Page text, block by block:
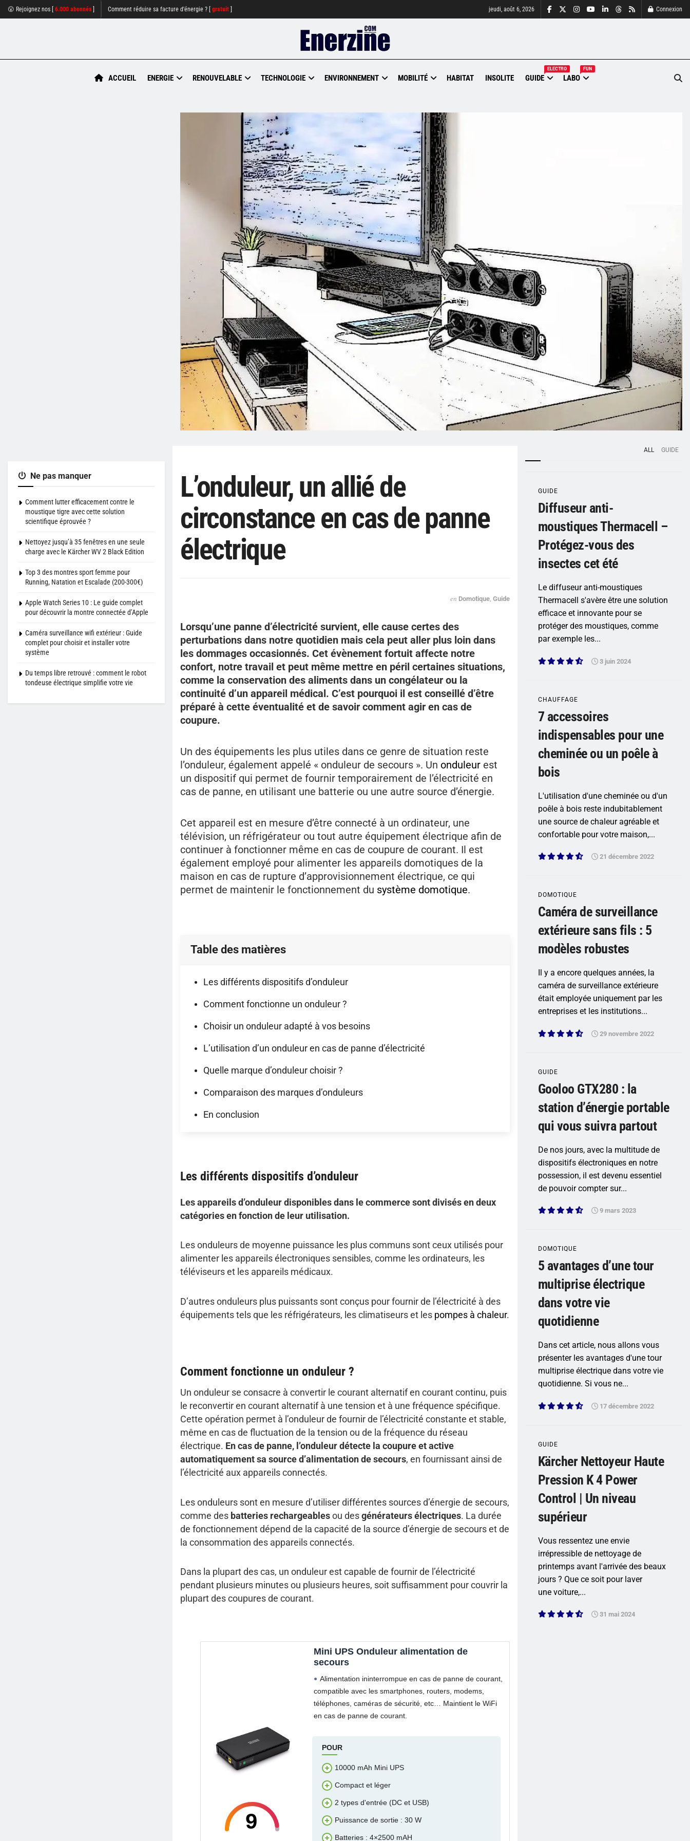
😮 Rejoignez nos [ 6.000 abonnés Comment réduire sa facture d'énergie ? [ gratuit jeudi, août 6, 2026 Connexion
ACCUEIL ENERGIE RENOUVELABLE TECHNOLOGIE ENVIRONNEMENT MOBILITÉ HABITAT INSOLITE GUIDE
ELECTRO
LABO
FUN
Ne pas manquer
Comment lutter efficacement contre le
moustique tigre avec cette solution
scientifique éprouvée ?
Nettoyez jusqu’à 35 fenêtres en une seule
charge avec le Kärcher WV 2 Black Edition
Top 3 des montres sport femme pour
Running, Natation et Escalade (200-300€)
Apple Watch Series 10 : Le guide complet
pour découvrir la montre connectée d’Apple
Caméra surveillance wifi extérieur : Guide
complet pour choisir et installer votre
système
Du temps libre retrouvé : comment le robot
tondeuse électrique simplifie votre vie
L’onduleur, un allié de
circonstance en cas de panne
électrique
en Domotique Guide
Lorsqu’une panne d’électricité survient, elle cause certes des
perturbations dans notre quotidien mais cela peut aller plus loin dans
les dommages occasionnés. Cet évènement fortuit affecte notre
confort, notre travail et peut même mettre en péril certaines situations,
comme la conservation des aliments dans un congélateur ou la
continuité d’un appareil médical. C’est pourquoi il est conseillé d’être
préparé à cette éventualité et de savoir comment agir en cas de
coupure.
Un des équipements les plus utiles dans ce genre de situation reste
l’onduleur, également appelé « onduleur de secours ». Un onduleur est
un dispositif qui permet de fournir temporairement de l’électricité en
cas de panne, en utilisant une batterie ou une autre source d’énergie.
Cet appareil est en mesure d’être connecté à un ordinateur, une
télévision, un réfrigérateur ou tout autre équipement électrique afin de
continuer à fonctionner même en cas de coupure de courant. Il est
également employé pour alimenter les appareils domotiques de la
maison en cas de rupture d’approvisionnement électrique, ce qui
permet de maintenir le fonctionnement du système domotique.
Table des matières
Les différents dispositifs d’onduleur
Comment fonctionne un onduleur ?
Choisir un onduleur adapté à vos besoins
L’utilisation d’un onduleur en cas de panne d’électricité
Quelle marque d’onduleur choisir ?
Comparaison des marques d’onduleurs
En conclusion
Les différents dispositifs d’onduleur
Les appareils d’onduleur disponibles dans le commerce sont divisés en deux
catégories en fonction de leur utilisation.
Les onduleurs de moyenne puissance les plus communs sont ceux utilisés pour
alimenter les appareils électroniques sensibles, comme les ordinateurs, les
téléviseurs et les appareils médicaux.
D’autres onduleurs plus puissants sont conçus pour fournir de l’électricité à des
équipements tels que les réfrigérateurs, les climatiseurs et les pompes à chaleur.
Comment fonctionne un onduleur ?
Un onduleur se consacre à convertir le courant alternatif en courant continu, puis
le reconvertir en courant alternatif à une tension et à une fréquence spécifique.
Cette opération permet à l’onduleur de fournir de l’électricité constante et stable,
même en cas de fluctuation de la tension ou de la fréquence du réseau
électrique. En cas de panne, l’onduleur détecte la coupure et active
automatiquement sa source d’alimentation de secours, en fournissant ainsi de
l’électricité aux appareils connectés.
Les onduleurs sont en mesure d’utiliser différentes sources d’énergie de secours,
comme des batteries rechargeablesou desgénérateurs électriques. La durée
de fonctionnement dépend de la capacité de la source d’énergie de secours et de
la consommation des appareils connectés.
Dans la plupart des cas, un onduleur est capable de fournir de l’électricité
pendant plusieurs minutes ou plusieurs heures, soit suffisamment pour couvrir la
plupart des coupures de courant.
9
Mini UPS Onduleur alimentation de
secours
Alimentation ininterrompue en cas de panne de courant,
compatible avec les smartphones, routers, modems,
téléphones, caméras de sécurité, etc… Maintient le WiFi
en cas de panne de courant.
POUR
10000 mAh Mini UPS
Compact et léger
2 types d'entrée (DC et USB)
Puissance de sortie : 30 W
Batteries : 4×2500 mAH
ALL GUIDE
GUIDE
Diffuseur anti-
moustiques Thermacell –
Protégez-vous des
insectes cet été
Le diffuseur anti-moustiques
Thermacell s'avère être une solution
efficace et innovante pour se
protéger des moustiques, comme
par exemple les...
3 juin 2024
CHAUFFAGE
7 accessoires
indispensables pour une
cheminée ou un poêle à
bois
L'utilisation d'une cheminée ou d'un
poêle à bois reste indubitablement
une source de chaleur agréable et
confortable pour votre maison,...
21 décembre 2022
DOMOTIQUE
Caméra de surveillance
extérieure sans fils : 5
modèles robustes
Il y a encore quelques années, la
caméra de surveillance extérieure
était employée uniquement par les
entreprises et les institutions...
29 novembre 2022
GUIDE
Gooloo GTX280 : la
station d’énergie portable
qui vous suivra partout
De nos jours, avec la multitude de
dispositifs électroniques en notre
possession, il est devenu essentiel
de pouvoir compter sur...
9 mars 2023
DOMOTIQUE
5 avantages d’une tour
multiprise électrique
dans votre vie
quotidienne
Dans cet article, nous allons vous
présenter les avantages d'une tour
multiprise électrique dans votre vie
quotidienne. Si vous ne...
17 décembre 2022
GUIDE
Kärcher Nettoyeur Haute
Pression K 4 Power
Control | Un niveau
supérieur
Vous ressentez une envie
irrépressible de nettoyage de
printemps avant l'arrivée des beaux
jours ? Que ce soit pour laver
une voiture,...
31 mai 2024